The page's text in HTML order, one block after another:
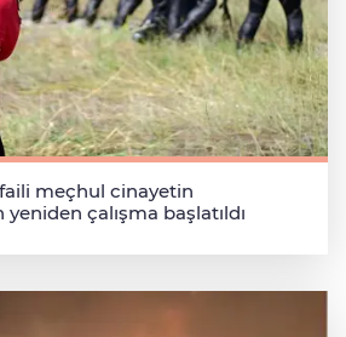
faili meçhul cinayetin
yeniden çalışma başlatıldı